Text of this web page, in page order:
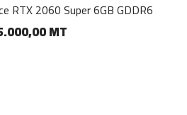
RTX 2060 Super 6GB GDDR6
MT